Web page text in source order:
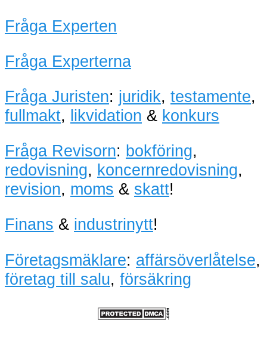
Fråga Experten
Fråga Experterna
Fråga Juristen: juridik, testamente,
fullmakt, likvidation & konkurs
Fråga Revisorn: bokföring,
redovisning, koncernredovisning,
revision, moms & skatt!
Finans & industrinytt!
Företagsmäklare: affärsöverlåtelse,
företag till salu, försäkring